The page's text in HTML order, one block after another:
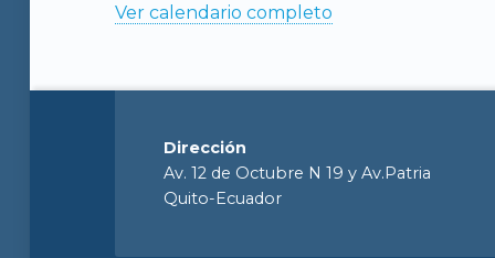
Ver calendario completo
Dirección
Av. 12 de Octubre N 19 y Av.Patria
Quito-Ecuador